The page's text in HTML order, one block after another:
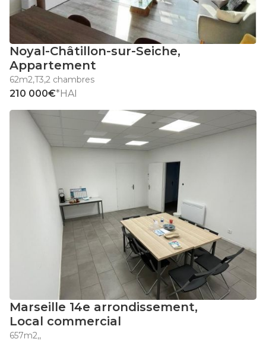
Noyal-Châtillon-sur-Seiche,
Appartement
62m2,T3,2 chambres
210 000€*HAI
Marseille 14e arrondissement,
Local commercial
657m2,,